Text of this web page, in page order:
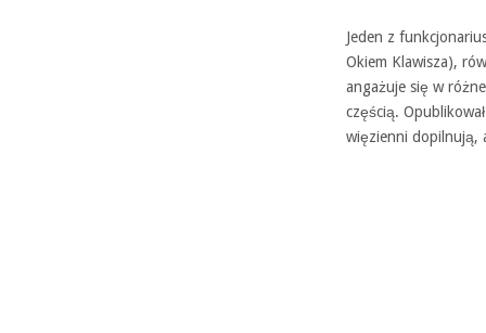
Jeden z
Okiem Klawisza),
angażuje się w
częścią.
więzienni dopilnują,